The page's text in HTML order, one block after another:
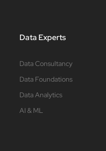
Data Experts
Data Consultancy
Data Foundations
Data Analytics
AI & ML